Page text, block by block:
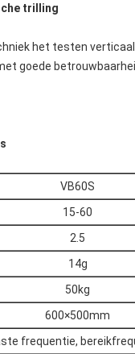
trilling
het testen
goede
VB60S
15-60
2.5
14g
50kg
600×500mm
frequentie,